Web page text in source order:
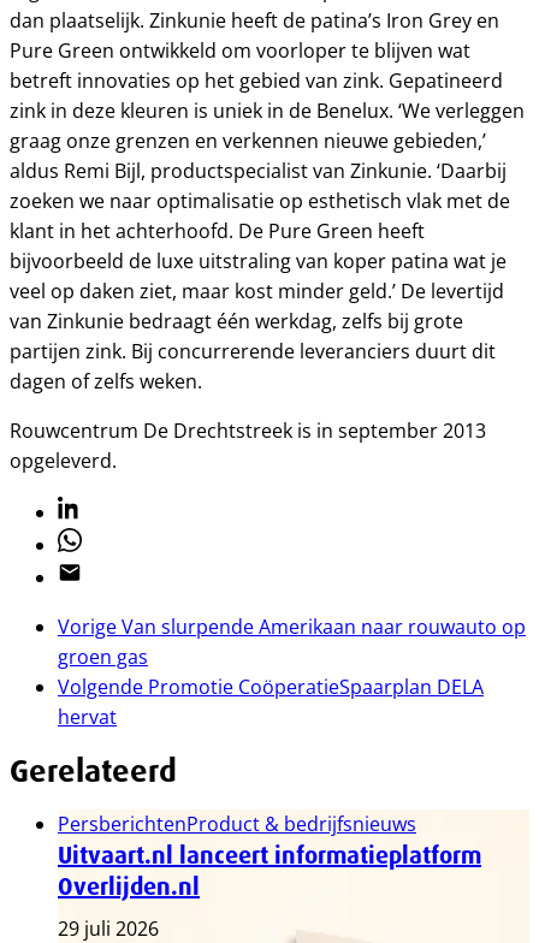
dan plaatselijk. Zinkunie heeft de patina’s Iron Grey en
Pure Green ontwikkeld om voorloper te blijven wat
betreft innovaties op het gebied van zink. Gepatineerd
zink in deze kleuren is uniek in de Benelux. ‘We verleggen
graag onze grenzen en verkennen nieuwe gebieden,’
aldus Remi Bijl, productspecialist van Zinkunie. ‘Daarbij
zoeken we naar optimalisatie op esthetisch vlak met de
klant in het achterhoofd. De Pure Green heeft
bijvoorbeeld de luxe uitstraling van koper patina wat je
veel op daken ziet, maar kost minder geld.’ De levertijd
van Zinkunie bedraagt één werkdag, zelfs bij grote
partijen zink. Bij concurrerende leveranciers duurt dit
dagen of zelfs weken.
Rouwcentrum De Drechtstreek is in september 2013
opgeleverd.
Linkedin
Whatsapp
Email
VorigeVan slurpende Amerikaan naar rouwauto op
groen gas
Volgende Promotie CoöperatieSpaarplan DELA
hervat
Gerelateerd
PersberichtenProduct & bedrijfsnieuws
Uitvaart.nl lanceert informatieplatform
Overlijden.nl
29 juli 2026